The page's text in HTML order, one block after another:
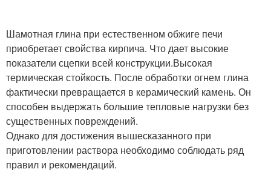
Шамотная глина при естественном обжиге печи
приобретает свойства кирпича. Что дает высокие
показатели сцепки всей конструкции.Высокая
термическая стойкость. После обработки огнем глина
фактически превращается в керамический камень. Он
способен выдержать большие тепловые нагрузки без
существенных повреждений.
Однако для достижения вышесказанного при
приготовлении раствора необходимо соблюдать ряд
правил и рекомендаций.